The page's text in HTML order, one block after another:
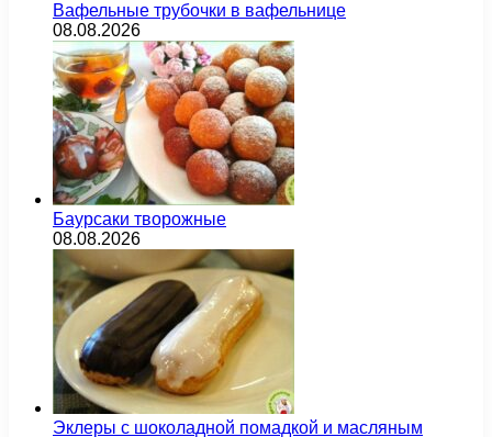
Вафельные трубочки в вафельнице
08.08.2026
Баурсаки творожные
08.08.2026
Эклеры с шоколадной помадкой и масляным